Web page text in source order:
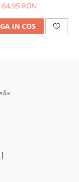
64,95 RON
IN COS